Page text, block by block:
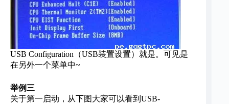
USB Configuration（USB装置设置）就是。可见是
在另外一个菜单中~
举例三
关于第一启动，从下图大家可以看到USB-